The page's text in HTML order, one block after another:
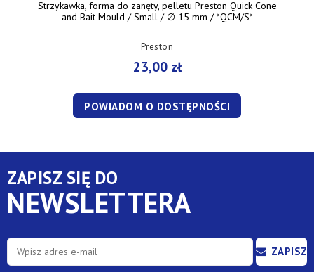
Strzykawka, forma do zanęty, pelletu Preston Quick Cone
and Bait Mould / Small / ∅ 15 mm / *QCM/S*
Preston
23,00 zł
POWIADOM O DOSTĘPNOŚCI
ZAPISZ SIĘ DO
NEWSLETTERA
ZAPISZ